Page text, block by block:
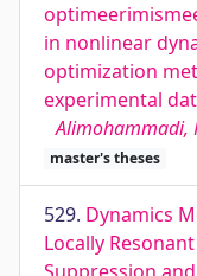
in nonlinear
optimization
experimental
Alimohammadi,
master's theses
529. Dynamics
Locally